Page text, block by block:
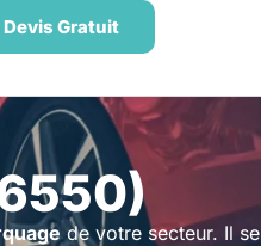
Devis Gratuit
de votre secteur. Il se